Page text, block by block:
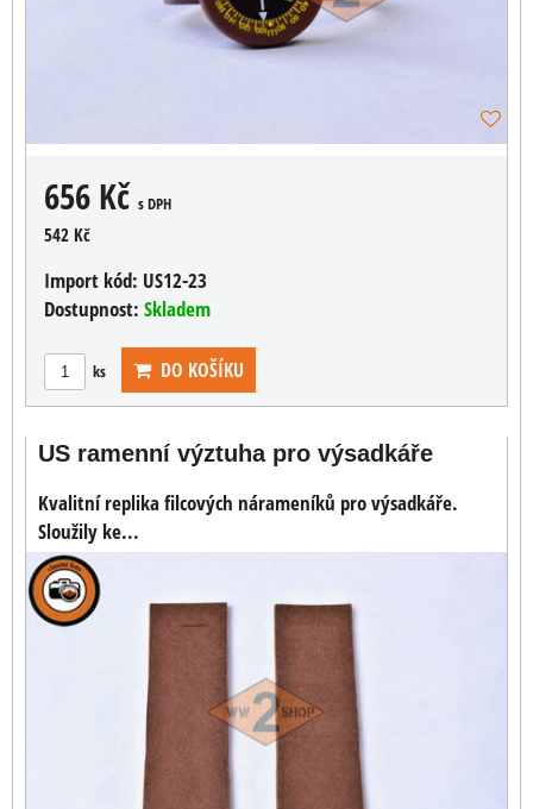
656 Kč s DPH
542 Kč
Import kód: US12-23
Dostupnost: Skladem
ks DO KOŠÍKU
US ramenní výztuha pro výsadkáře
Kvalitní replika filcových nárameníků pro výsadkáře.
Sloužily ke...